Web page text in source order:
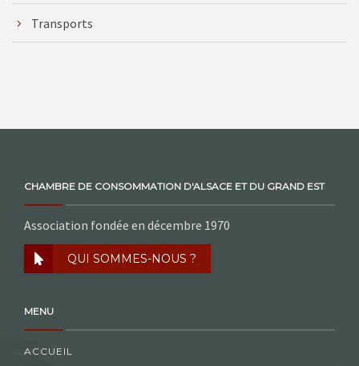
Transports
CHAMBRE DE CONSOMMATION D'ALSACE ET DU GRAND EST
Association fondée en décembre 1970
QUI SOMMES-NOUS ?
MENU
ACCUEIL